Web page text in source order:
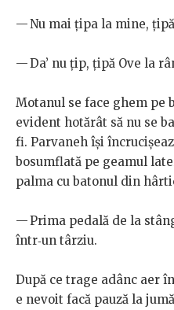
— Nu mai țipa la mine,
— Da’ nu țip, țipă Ove la
Motanul se face ghem pe
evident hotărât să nu se
fi. Parvaneh își
bosumflată pe geamul
palma cu batonul din
— Prima pedală de la
într‑un târziu.
După ce trage adânc aer
e nevoit facă pauză la